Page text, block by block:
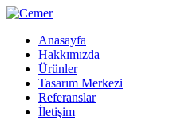
Anasayfa
Hakkımızda
Ürünler
Tasarım Merkezi
Referanslar
İletişim